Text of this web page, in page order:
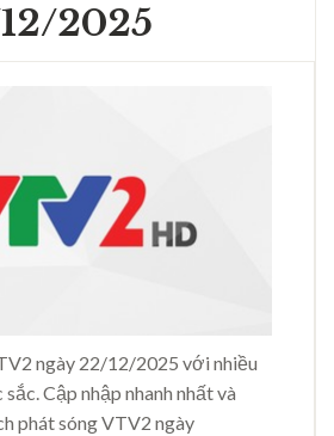
2025
ngày 22/12/2025 với nhiều
Cập nhập nhanh nhất và
phát sóng VTV2 ngày